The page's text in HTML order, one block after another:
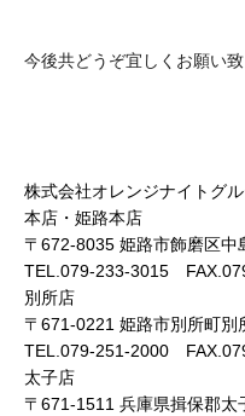
今後共どうぞ宜しくお願い致
株式会社オレンジナイトグ
本店・姫路本店
〒672-8035 姫路市飾磨区中
TEL.079-233-3015
別所店
〒671-0221 姫路市別所町別
TEL.079-251-2000
太子店
〒671-1511 兵庫県揖保郡太